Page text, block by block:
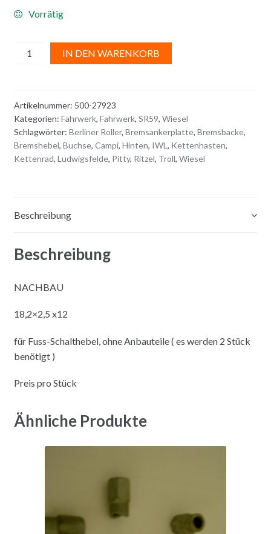
Vorrätig
BUCHSE
IN DEN WARENKORB
n
a
t
Artikelnummer: 500-27923
Kategorien: Fahrwerk, Fahrwerk, SR59, Wiesel
Schlagwörter: Berliner Roller, Bremsankerplatte, Bremsbacke,
Bremshebel, Buchse, Campi, Hinten, IWL , Kettenhasten,
Kettenrad, Ludwigsfelde, Pitty, Ritzel, Troll, Wiesel
Beschreibung
Beschreibung
NACHBAU
18,2×2,5 x12
für Fuss-Schalthebel, ohne Anbauteile ( es werden 2 Stück
benötigt )
Preis pro Stück
Ähnliche Produkte